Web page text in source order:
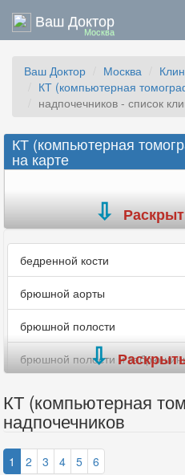
Ваш Доктор
Москва
Ваш Доктор Москва
КТ (компьютерная
надпочечников - список
КТ (компьютерная
на карте
бедренной кости
брюшной аорты
брюшной полости
брюшной полости и
верхних конечностей (рук)
виртуальная колоноскопия
височно-нижнечелюстных
КТ (компьютерная
надпочечников
1 2 3 4 5 6